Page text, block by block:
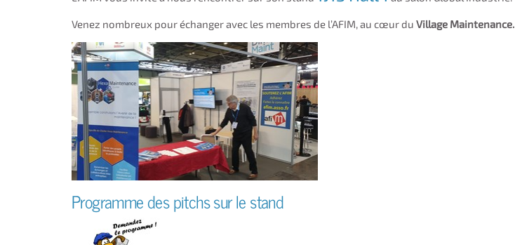
Venez nombreux pour échanger avec les membres de l’AFIM, au cœur du Village Maintenance.
Programme des pitchs sur le stand